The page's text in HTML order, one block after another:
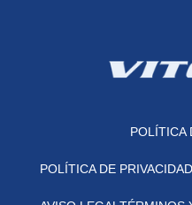
POLÍTICA
POLÍTICA DE